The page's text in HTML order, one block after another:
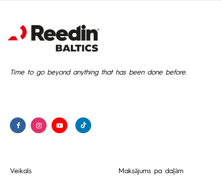
Time to go beyond anything that has been done before.
Veikals Maksājums pa daļām